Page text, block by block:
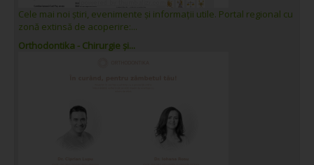
Cele mai noi știri, evenimente și informații utile. Portal regional cu
zonă extinsă de acoperire:...
Orthodontika - Chirurgie și...